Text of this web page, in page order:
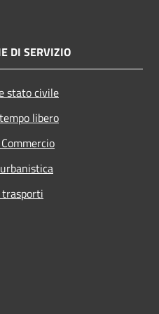
DI SERVIZIO
stato civile
libero